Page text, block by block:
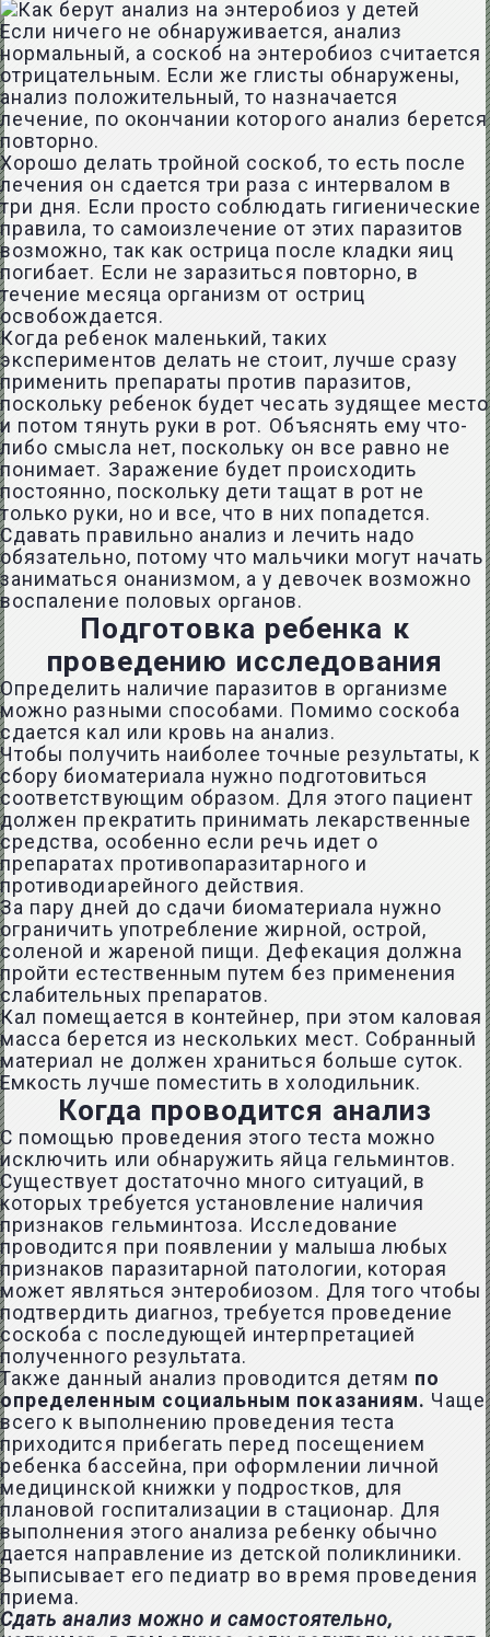
Если ничего не обнаруживается, анализ
нормальный, а соскоб на энтеробиоз считается
отрицательным. Если же глисты обнаружены,
анализ положительный, то назначается
лечение, по окончании которого анализ берется
повторно.
Хорошо делать тройной соскоб, то есть после
лечения он сдается три раза с интервалом в
три дня. Если просто соблюдать гигиенические
правила, то самоизлечение от этих паразитов
возможно, так как острица после кладки яиц
погибает. Если не заразиться повторно, в
течение месяца организм от остриц
освобождается.
Когда ребенок маленький, таких
экспериментов делать не стоит, лучше сразу
применить препараты против паразитов,
поскольку ребенок будет чесать зудящее место
и потом тянуть руки в рот. Объяснять ему что-
либо смысла нет, поскольку он все равно не
понимает. Заражение будет происходить
постоянно, поскольку дети тащат в рот не
только руки, но и все, что в них попадется.
Сдавать правильно анализ и лечить надо
обязательно, потому что мальчики могут начать
заниматься онанизмом, а у девочек возможно
воспаление половых органов.
Подготовка ребенка к
проведению исследования
Определить наличие паразитов в организме
можно разными способами. Помимо соскоба
сдается кал или кровь на анализ.
Чтобы получить наиболее точные результаты, к
сбору биоматериала нужно подготовиться
соответствующим образом. Для этого пациент
должен прекратить принимать лекарственные
средства, особенно если речь идет о
препаратах противопаразитарного и
противодиарейного действия.
За пару дней до сдачи биоматериала нужно
ограничить употребление жирной, острой,
соленой и жареной пищи. Дефекация должна
пройти естественным путем без применения
слабительных препаратов.
Кал помещается в контейнер, при этом каловая
масса берется из нескольких мест. Собранный
материал не должен храниться больше суток.
Емкость лучше поместить в холодильник.
Когда проводится анализ
С помощью проведения этого теста можно
исключить или обнаружить яйца гельминтов.
Существует достаточно много ситуаций, в
которых требуется установление наличия
признаков гельминтоза. Исследование
проводится при появлении у малыша любых
признаков паразитарной патологии, которая
может являться энтеробиозом. Для того чтобы
подтвердить диагноз, требуется проведение
соскоба с последующей интерпретацией
полученного результата.
Также данный анализ проводится детям по
определенным социальным показаниям. Чаще
всего к выполнению проведения теста
приходится прибегать перед посещением
ребенка бассейна, при оформлении личной
медицинской книжки у подростков, для
плановой госпитализации в стационар. Для
выполнения этого анализа ребенку обычно
дается направление из детской поликлиники.
Выписывает его педиатр во время проведения
приема.
Сдать анализ можно и самостоятельно,